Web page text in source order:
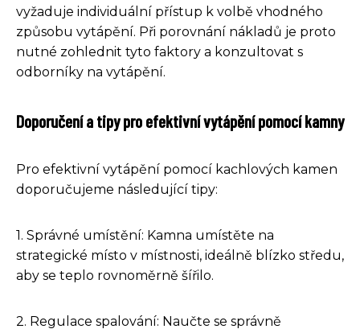
vyžaduje individuální přístup k volbě vhodného
způsobu vytápění. Při porovnání nákladů je proto
nutné zohlednit tyto faktory a konzultovat s
odborníky na vytápění.
Doporučení a tipy pro efektivní vytápění pomocí kamny
Pro efektivní vytápění pomocí kachlových kamen
doporučujeme následující tipy:
1. Správné umístění: Kamna umístěte na
strategické místo v místnosti, ideálně blízko středu,
aby se teplo rovnoměrně šířilo.
2. Regulace spalování: Naučte se správně